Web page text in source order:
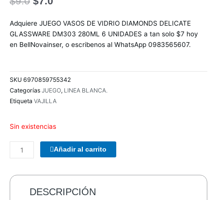
original
era:
$9.0.
actual
es:
$7.0.
Adquiere JUEGO VASOS DE VIDRIO DIAMONDS DELICATE
GLASSWARE DM303 280ML 6 UNIDADES a tan solo $7 hoy
en BellNovainser, o escribenos al WhatsApp 0983565607.
SKU 6970859755342
Categorías JUEGO, LINEA BLANCA.
Etiqueta VAJILLA
Sin existencias
PARLANTES
WOOU
PULSE
Añadir al carrito
DESCRIPCIÓN